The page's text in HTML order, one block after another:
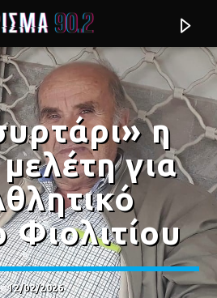
η
για
Φιολιτίου
12/02/2026